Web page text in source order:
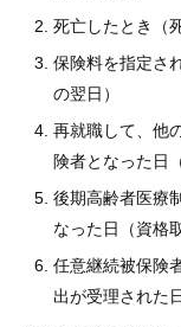
死亡したとき（
保険料を指定さ
の翌日）
再就職して、他
険者となった日
後期高齢者医療
なった日（資格
任意継続被保険
出が受理された